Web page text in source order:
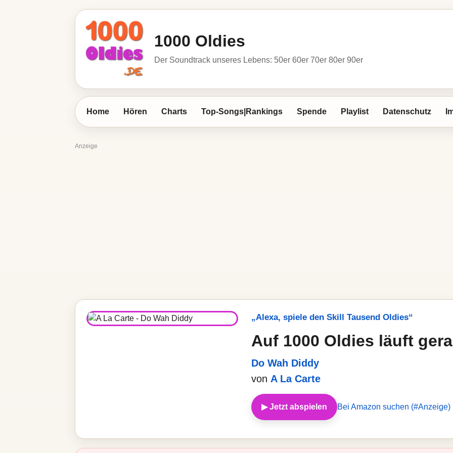
1000 Oldies
Der Soundtrack unseres Lebens: 50er 60er 70er 80er 90er
Home Hören Charts Top-Songs|Rankings Spende Playlist Datenschutz
Anzeige
„Alexa, spiele den Skill Tausend Oldies“
Auf 1000 Oldies läuft
Do Wah Diddy
von A La Carte
▶ Jetzt abspielen Bei Amazon suchen (#Anzeige)